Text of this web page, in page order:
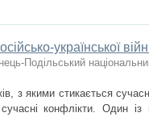
української
Подільський
з якими стикається
конфлікти. Один